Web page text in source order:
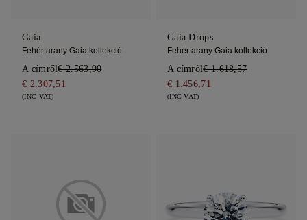
Gaia
Fehér arany Gaia kollekció
A címről€ 2.563,90
€ 2.307,51
(INC VAT)
Gaia Drops
Fehér arany Gaia kollekció
A címről€ 1.618,57
€ 1.456,71
(INC VAT)